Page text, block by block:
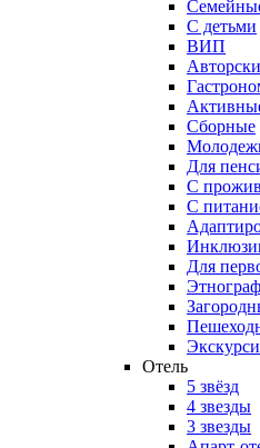
С детьми
ВИП
Сборные
Для
С
С
Для
Отель
5 звёзд
4 звезды
3 звезды